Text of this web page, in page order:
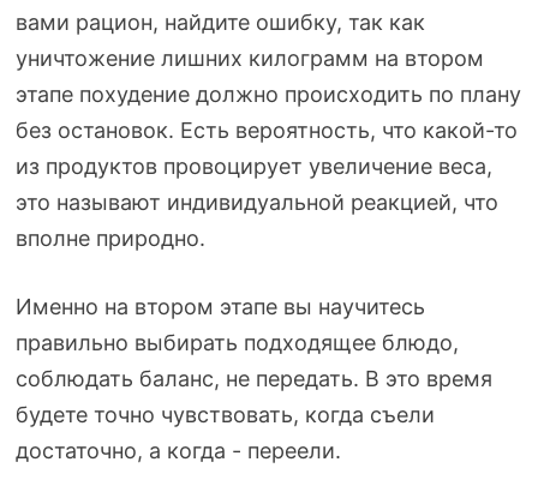
вами рацион, найдите ошибку, так как
уничтожение лишних килограмм на втором
этапе похудение должно происходить по плану
без остановок. Есть вероятность, что какой-то
из продуктов провоцирует увеличение веса,
это называют индивидуальной реакцией, что
вполне природно.
Именно на втором этапе вы научитесь
правильно выбирать подходящее блюдо,
соблюдать баланс, не передать. В это время
будете точно чувствовать, когда съели
достаточно, а когда - переели.